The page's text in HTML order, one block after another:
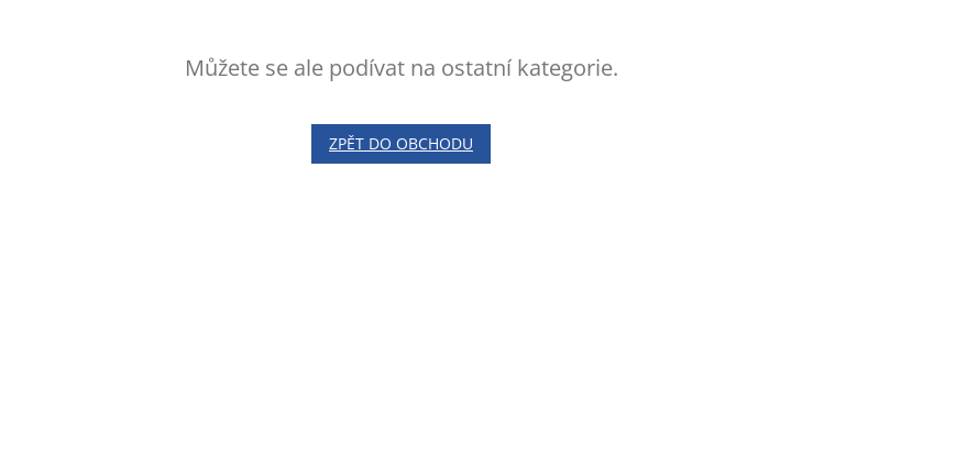
Můžete se ale podívat na ostatní kategorie.
ZPĚT DO OBCHODU